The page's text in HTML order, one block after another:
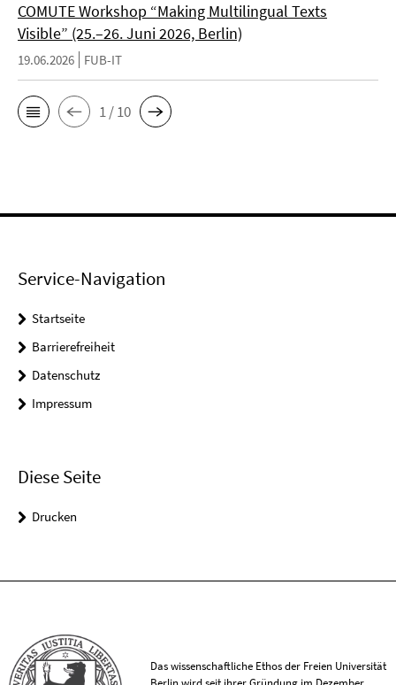
COMUTE Workshop “Making Multilingual Texts
Visible” (25.–26. Juni 2026, Berlin)
19.06.2026 FUB-IT
1 / 10
Service-Navigation
Startseite
Barrierefreiheit
Datenschutz
Impressum
Diese Seite
Drucken
Das wissenschaftliche Ethos der Freien Universität